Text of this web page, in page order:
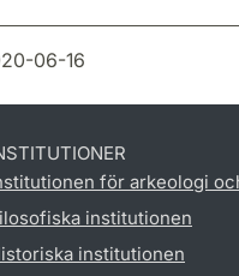
06-16
för arkeologi
institutionen
institutionen